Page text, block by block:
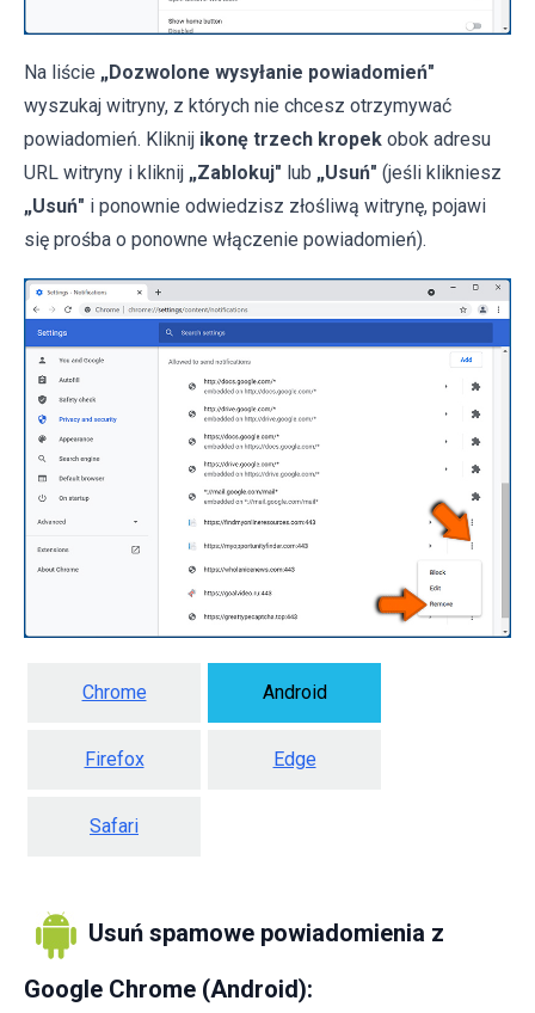
Na liście „Dozwolone wysyłanie powiadomień"
wyszukaj witryny, z których nie chcesz otrzymywać
powiadomień. Kliknij ikonę trzech kropek obok adresu
URL witryny i kliknij „Zablokuj" lub „Usuń" (jeśli klikniesz
„Usuń" i ponownie odwiedzisz złośliwą witrynę, pojawi
się prośba o ponowne włączenie powiadomień).
Chrome Android
Firefox Edge
Safari
Usuń spamowe powiadomienia z
Google Chrome (Android):